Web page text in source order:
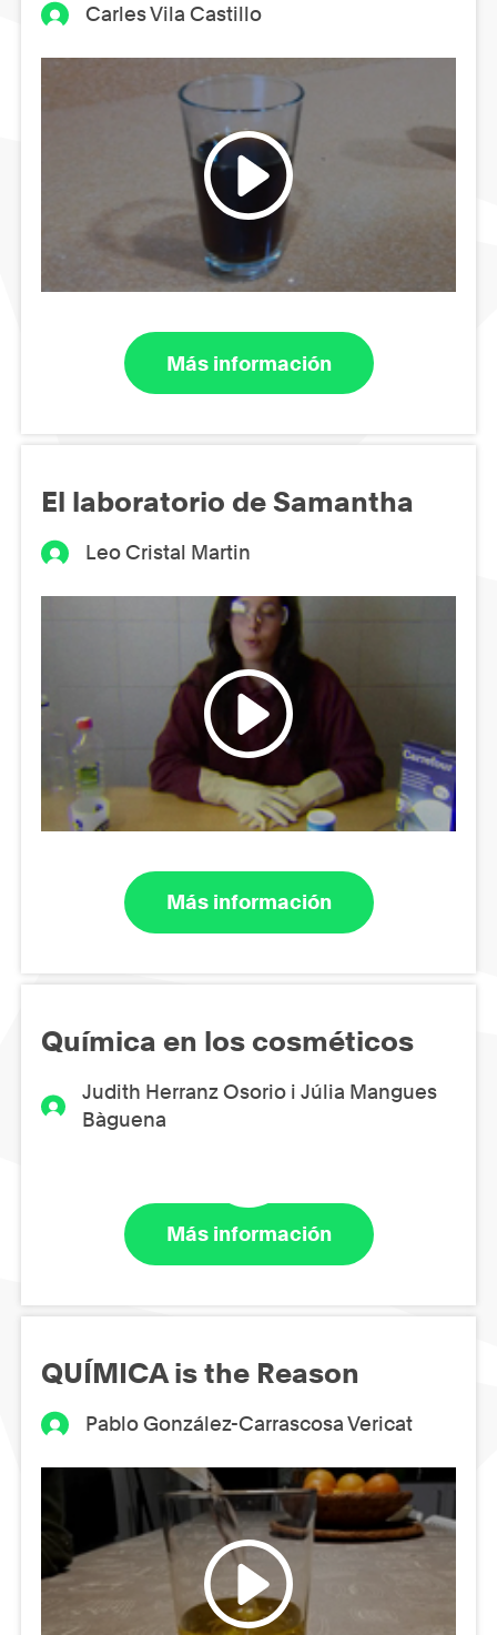
Carles Vila Castillo
Más información
El laboratorio de Samantha
Leo Cristal Martin
Más información
Química en los cosméticos
Judith Herranz Osorio i Júlia Mangues
Bàguena
Más información
QUÍMICA is the Reason
Pablo González-Carrascosa Vericat